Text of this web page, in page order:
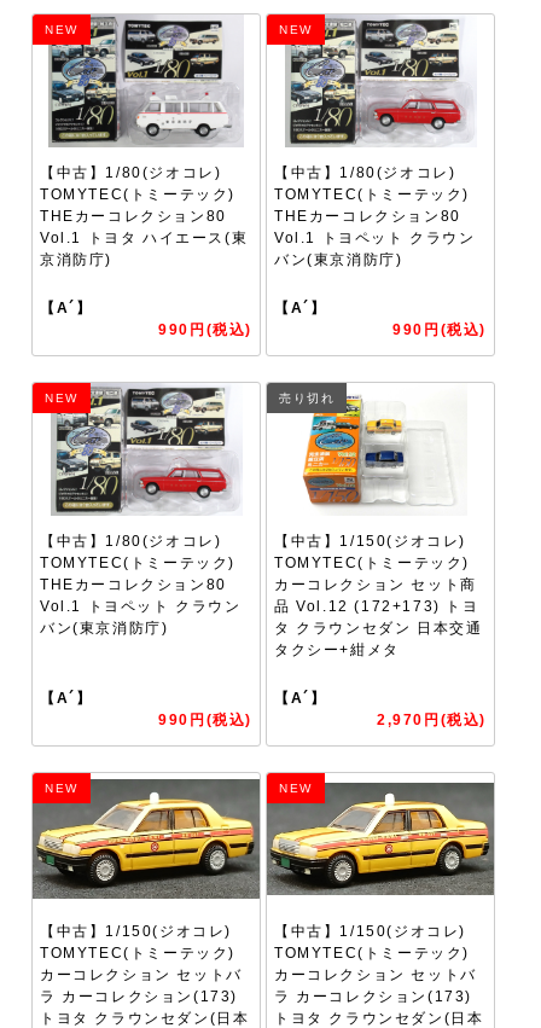
NEW
【中古】1/80(ジオコレ)
TOMYTEC(トミーテック)
THEカーコレクション80
Vol.1 トヨタ ハイエース(東
京消防庁)
【A´】
990円(税込)
NEW
【中古】1/80(ジオコレ)
TOMYTEC(トミーテック)
THEカーコレクション80
Vol.1 トヨペット クラウン
バン(東京消防庁)
【A´】
990円(税込)
NEW
【中古】1/80(ジオコレ)
TOMYTEC(トミーテック)
THEカーコレクション80
Vol.1 トヨペット クラウン
バン(東京消防庁)
【A´】
990円(税込)
売り切れ
【中古】1/150(ジオコレ)
TOMYTEC(トミーテック)
カーコレクション セット商
品 Vol.12 (172+173) トヨ
タ クラウンセダン 日本交通
タクシー+紺メタ
【A´】
2,970円(税込)
NEW
【中古】1/150(ジオコレ)
TOMYTEC(トミーテック)
カーコレクション セットバ
ラ カーコレクション(173)
トヨタ クラウンセダン(日本
NEW
【中古】1/150(ジオコレ)
TOMYTEC(トミーテック)
カーコレクション セットバ
ラ カーコレクション(173)
トヨタ クラウンセダン(日本